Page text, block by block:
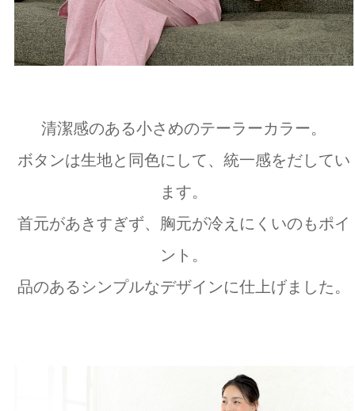
清潔感のある小さめのテーラーカラー。
ボタンは生地と同色にして、統一感をだしてい
ます。
首元があきすぎず、胸元が冷えにくいのもポイ
ント。
品のあるシンプルなデザインに仕上げました。